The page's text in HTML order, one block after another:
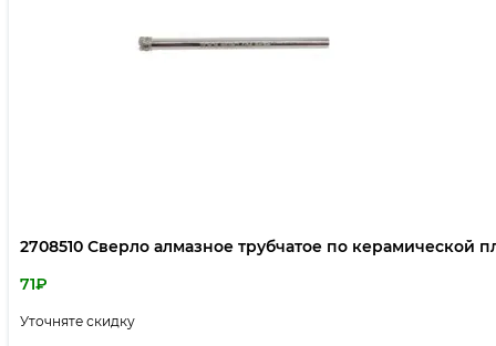
2708510 Сверло алмазное трубчатое по керамической
71₽
Уточняте скидку